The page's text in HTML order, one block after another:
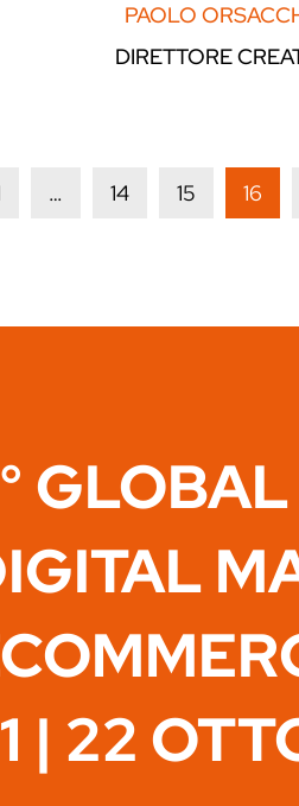
PAOLO
DIRETTORE
… 14 15 16
| 22